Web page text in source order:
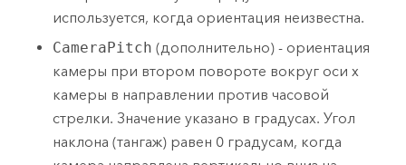
используется, когда ориентация неизвестна.
CameraPitch (дополнительно) - ориентация
камеры при втором повороте вокруг оси x
камеры в направлении против часовой
стрелки. Значение указано в градусах. Угол
наклона (тангаж) равен 0 градусам, когда